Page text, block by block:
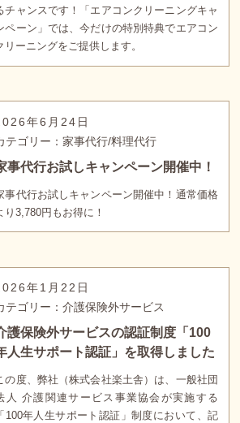
チャンスです！「エアコンクリーニングキャ
ペーン」では、今だけの特別特典でエアコン
リーニングをご提供します。
年6月24日
テゴリー：家事代行/料理代行
事代行お試しキャンペーン開催中！
事代行お試しキャンペーン開催中！通常価格
り3,780円もお得に！
年1月22日
テゴリー：介護保険外サービス
護保険外サービスの認証制度「100
人生サポート認証」を取得しました
の度、弊社（株式会社楽土舎）は、一般社団
人 介護関連サービス事業協会が実施する
「100年人生サポート認証」制度において、記